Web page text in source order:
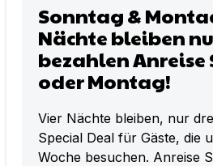
Sonntag &
Nächte bleiben
bezahlen
oder Montag!
Vier Nächte bleiben, nur
Special Deal für Gäste, die
Woche besuchen. Anreise